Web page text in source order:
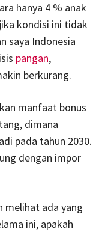
hanya 4 % anak
kondisi ini tidak
saya Indonesia
pangan,
berkurang.
manfaat bonus
dimana
pada tahun 2030.
dengan impor
melihat ada yang
ini, apakah